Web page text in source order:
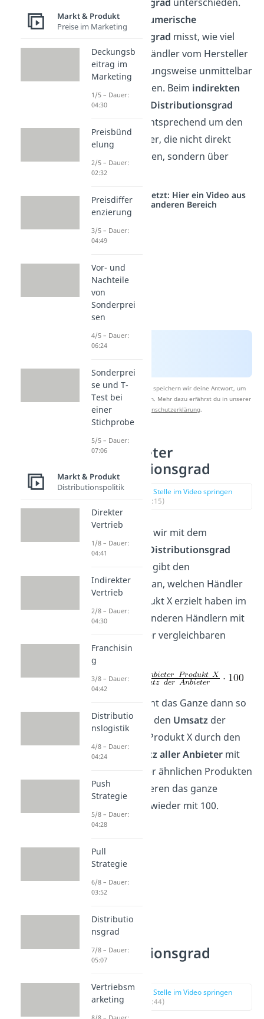
Derdirekte numerische
Distributionsgrad misst, wie viel
Prozent der Händler vom Hersteller
direkt, beziehungsweise unmittelbar
beliefert werden. Beim indirekten
numerischen Distributionsgrad
geht es dementsprechend um den
Teil der Händler, die nicht direkt
beliefert werden, sondern über
Absatzmittler.
Studyflix vernetzt: Hier ein Video aus
einem anderen Bereich
Nach Beantwortung speichern wir deine Antwort, um
Studyflix zu verbessern. Mehr dazu erfährst du in unserer
Datenschutzerklärung.
Gewichteter
Distributionsgrad
zur Stelle im Video springen
(02:15)
Dann machen wir mit dem
gewichteten Distributionsgrad
weiter. Dieser gibt den
Umsatzantei
l an, welchen Händler
mit dem Produkt X erzielt haben im
Vergleich zu anderen Händlern mit
Produkt X oder vergleichbaren
Produkten.
Als Formel sieht das Ganze dann so
aus. Wir teilen den Umsatzder
Anbieter
mit Produkt X durch den
Gesamtumsatz aller Anbietermit
Produkt X oder ähnlichen Produkten
und multiplizieren das ganze
anschließend wieder mit 100.
Distributionsgrad
zur Stelle im Video springen
(02:44)
Markt & Produkt
Preise im Marketing
Deckungsb
eitrag im
Marketing
1/5 – Dauer:
04:30
Preisbünd
elung
2/5 – Dauer:
02:32
Preisdiffer
enzierung
3/5 – Dauer:
04:49
Vor- und
Nachteile
von
Sonderprei
sen
4/5 – Dauer:
06:24
Sonderprei
se und T-
Test bei
einer
Stichprobe
5/5 – Dauer:
07:06
Markt & Produkt
Distributionspolitik
Direkter
Vertrieb
1/8 – Dauer:
04:41
Indirekter
Vertrieb
2/8 – Dauer:
04:30
Franchisin
g
3/8 – Dauer:
04:42
Distributio
nslogistik
4/8 – Dauer:
04:24
Push
Strategie
5/8 – Dauer:
04:28
Pull
Strategie
6/8 – Dauer:
03:52
Distributio
nsgrad
7/8 – Dauer:
05:07
Vertriebsm
arketing